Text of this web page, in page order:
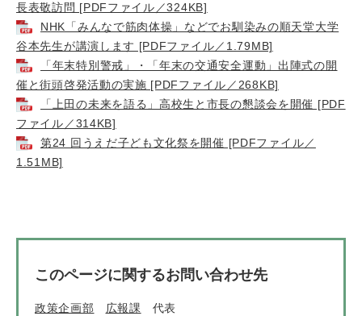
長表敬訪問 [PDFファイル／324KB]
NHK「みんなで筋肉体操」などでお馴染みの順天堂大学
谷本先生が講演します [PDFファイル／1.79MB]
「年末特別警戒」・「年末の交通安全運動」出陣式の開
催と街頭啓発活動の実施 [PDFファイル／268KB]
「上田の未来を語る」高校生と市長の懇談会を開催 [PDF
ファイル／314KB]
第24 回うえだ子ども文化祭を開催 [PDFファイル／
1.51MB]
このページに関するお問い合わせ先
政策企画部 広報課 代表